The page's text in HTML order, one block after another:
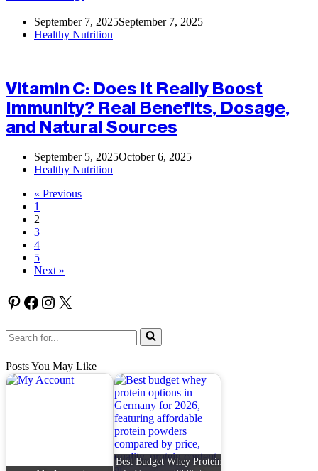
September 7, 2025September 7, 2025
Healthy Nutrition
Vitamin C: Does It Really Boost
Immunity? Real Benefits, Dosage,
and Natural Sources
September 5, 2025October 6, 2025
Healthy Nutrition
« Previous
1
2
3
4
5
Next »
Posts You May Like
Best Budget Whey Protein